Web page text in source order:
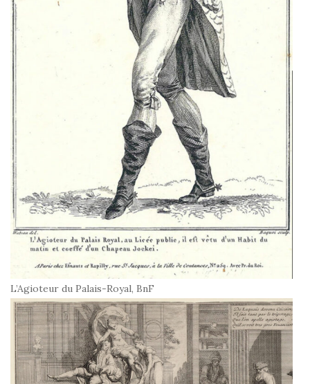
L’Agioteur du Palais-Royal, BnF